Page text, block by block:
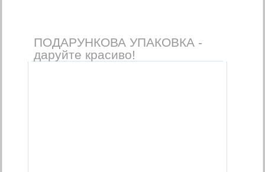
ПОДАРУНКОВА УПАКОВКА -
даруйте красиво!